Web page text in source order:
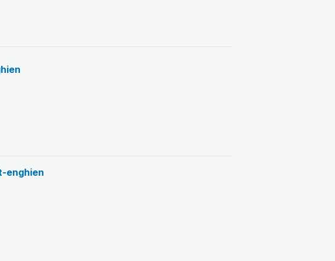
enghien